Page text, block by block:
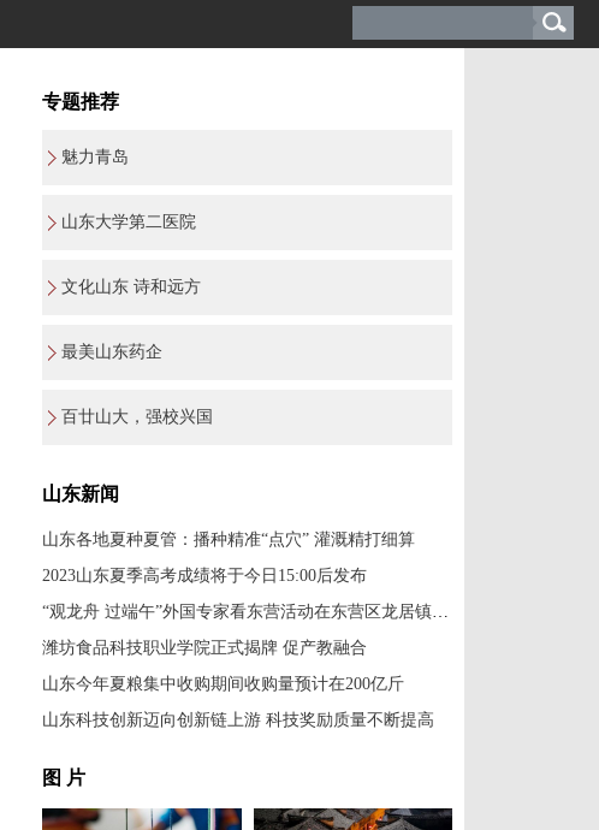
专题推荐
魅力青岛
山东大学第二医院
文化山东 诗和远方
最美山东药企
百廿山大，强校兴国
山东新闻
山东各地夏种夏管：播种精准“点穴” 灌溉精打细算
2023山东夏季高考成绩将于今日15:00后发布
“观龙舟 过端午”外国专家看东营活动在东营区龙居镇举办
潍坊食品科技职业学院正式揭牌 促产教融合
山东今年夏粮集中收购期间收购量预计在200亿斤
山东科技创新迈向创新链上游 科技奖励质量不断提高
图 片